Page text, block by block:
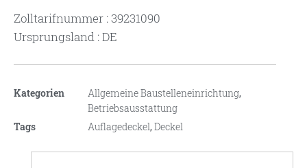
Zolltarifnummer : 39231090
Ursprungsland : DE
Kategorien Allgemeine Baustelleneinrichtung,
Betriebsausstattung
Tags
Auflagedeckel,Deckel